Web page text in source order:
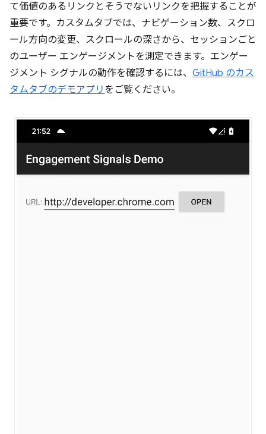
て価値のあるリンクとそうでないリンクを把握することが
重要です。カスタムタブでは、ナビゲーション数、スクロ
ール方向の変更、スクロールの深さから、セッションごと
のユーザー エンゲージメントを測定できます。エンゲー
ジメント シグナルの動作を確認するには、 GitHub のカス
タムタブのデモアプリ をご覧ください。